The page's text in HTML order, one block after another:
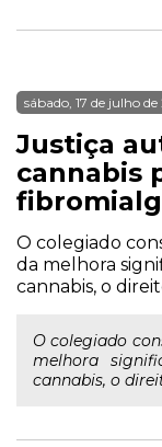
sábado, 17 de julho de
Justiça
cannabis
O colegiado
da melhora
cannabis, o
O colegiado
melhora
cannabis, o